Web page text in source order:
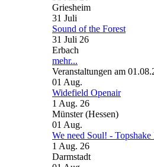
Griesheim
31 Juli
Sound of the Forest
31 Juli 26
Erbach
mehr...
Veranstaltungen am
01 Aug.
Widefield Openair
1 Aug. 26
Münster (Hessen)
01 Aug.
We need Soul! -
1 Aug. 26
Darmstadt